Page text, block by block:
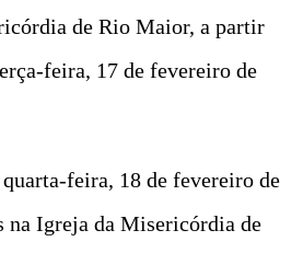
de Rio Maior, a partir
feira, 17 de fevereiro de
feira, 18 de fevereiro de
na Igreja da Misericórdia de